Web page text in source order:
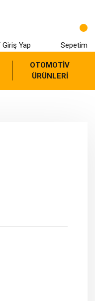
Giriş Yap Sepetim
OTOMOTİV
ÜRÜNLERİ